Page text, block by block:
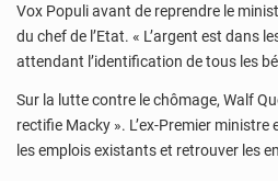
Vox Populi avant de reprendre le
du chef de l’Etat. « L’argent est dans
attendant l’identification de tous les
Sur la lutte contre le chômage, Walf
rectifie Macky ». L’ex-Premier ministre
les emplois existants et retrouver les